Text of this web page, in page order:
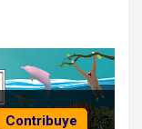
Contribuye